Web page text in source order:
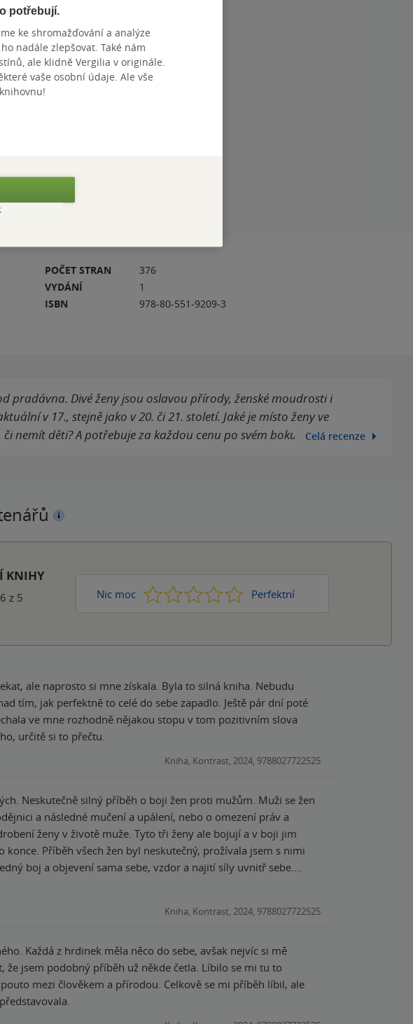
POČET STRAN
376
VYDÁNÍ
1
ISBN
978-80-551-9209-3
pradávna. Divé ženy jsou oslavou přírody, ženské moudrosti i
v 17., stejně jako v 20. či 21. století. Jaké je místo ženy ve
nemít děti? A potřebuje za každou cenu po svém boku muže?Celá recenze
KNIHY
z 5 Nic moc 1 2 3 4 Perfektní
5
mne získala. Byla to silná kniha. Nebudu
tím, jak perfektně to celé do sebe zapadlo. Ještě pár dní poté
ve mne rozhodně nějakou stopu v tom pozitivním slova
určitě si to přečtu.
Kniha, Kontrast, 2024, 9788027722525
žen
a následné mučení a upálení, nebo o omezení práv a
Tyto tři ženy ale bojují a v boji jim
boj a objevení sama sebe, vzdor a najití síly uvnitř sebe.
ženami.
Kniha, Kontrast, 2024, 9788027722525
Každá z hrdinek měla něco do sebe, avšak nejvíc si mě
příběh už někde četla. Líbilo se mi tu to
a přírodou. Celkově se mi příběh líbil, ale
potřebují.
ke shromažďování a analýze
nadále zlepšovat. Také nám
ale klidně Vergilia v originále.
vaše osobní údaje. Ale vše